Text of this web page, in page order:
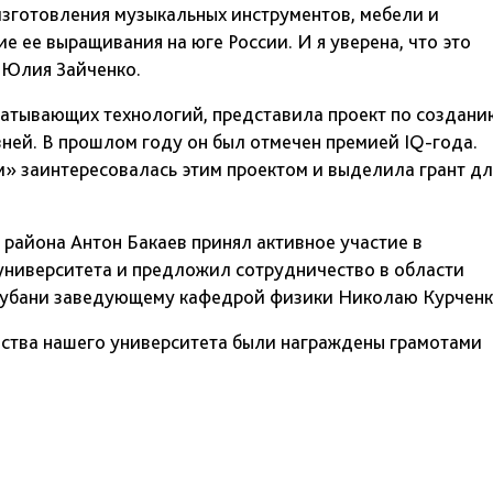
музыкальных инструментов, мебели и
ее выращивания на юге России. И я уверена, что это
Юлия Зайченко.
технологий, представила проект по
В прошлом году он был отмечен премией IQ-года.
заинтересовалась этим проектом и выделила грант
Антон Бакаев принял активное участие в
и предложил сотрудничество в области
заведующему кафедрой физики Николаю
нашего университета были награждены грамотами